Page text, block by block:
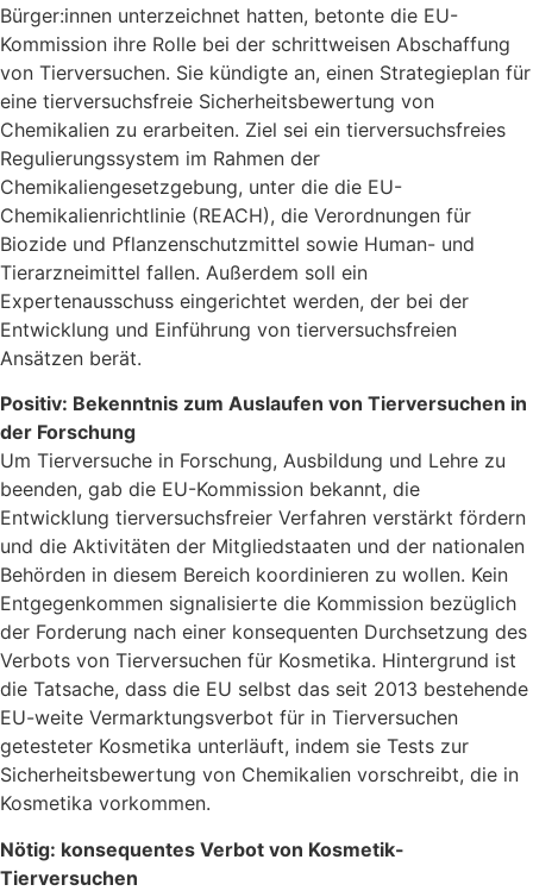
Bürger:innen unterzeichnet hatten, betonte die EU-
Kommission ihre Rolle bei der schrittweisen Abschaffung
von Tierversuchen. Sie kündigte an, einen Strategieplan für
eine tierversuchsfreie Sicherheitsbewertung von
Chemikalien zu erarbeiten. Ziel sei ein tierversuchsfreies
Regulierungssystem im Rahmen der
Chemikaliengesetzgebung, unter die die EU-
Chemikalienrichtlinie (REACH), die Verordnungen für
Biozide und Pflanzenschutzmittel sowie Human- und
Tierarzneimittel fallen. Außerdem soll ein
Expertenausschuss eingerichtet werden, der bei der
Entwicklung und Einführung von tierversuchsfreien
Ansätzen berät.
Positiv: Bekenntnis zum Auslaufen von Tierversuchen in
der Forschung
Um Tierversuche in Forschung, Ausbildung und Lehre zu
beenden, gab die EU-Kommission bekannt, die
Entwicklung tierversuchsfreier Verfahren verstärkt fördern
und die Aktivitäten der Mitgliedstaaten und der nationalen
Behörden in diesem Bereich koordinieren zu wollen. Kein
Entgegenkommen signalisierte die Kommission bezüglich
der Forderung nach einer konsequenten Durchsetzung des
Verbots von Tierversuchen für Kosmetika. Hintergrund ist
die Tatsache, dass die EU selbst das seit 2013 bestehende
EU-weite Vermarktungsverbot für in Tierversuchen
getesteter Kosmetika unterläuft, indem sie Tests zur
Sicherheitsbewertung von Chemikalien vorschreibt, die in
Kosmetika vorkommen.
Nötig: konsequentes Verbot von Kosmetik-
Tierversuchen